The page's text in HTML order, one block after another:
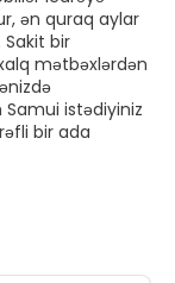
ən quraq aylar
bir
mətbəxlərdən
istədiyiniz
bir ada